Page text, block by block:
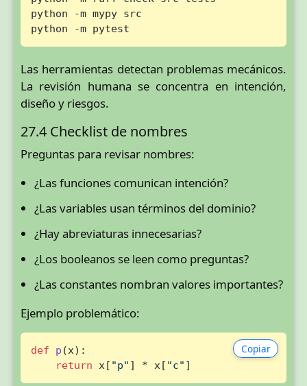
python -m mypy src
python -m pytest
Las herramientas detectan problemas mecánicos.
La revisión humana se concentra en intención,
diseño y riesgos.
27.4 Checklist de nombres
Preguntas para revisar nombres:
¿Las funciones comunican intención?
¿Las variables usan términos del dominio?
¿Hay abreviaturas innecesarias?
¿Los booleanos se leen como preguntas?
¿Las constantes nombran valores importantes?
Ejemplo problemático:
Copiar
def p (x):
return x[ "p" ] * x[ "c" ]